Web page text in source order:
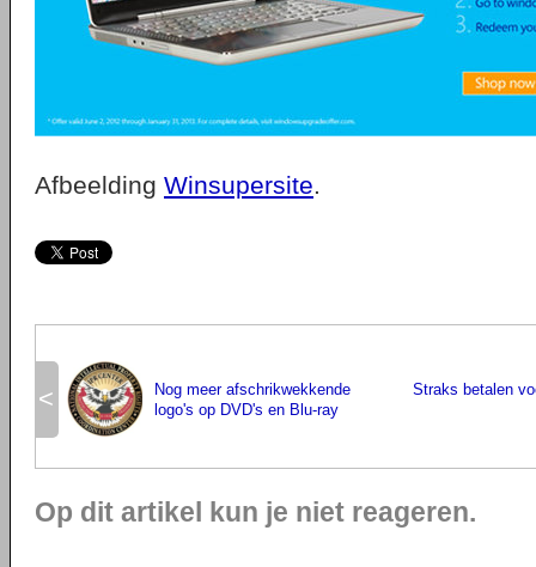
Afbeelding Winsupersite.
<
Nog meer afschrikwekkende
logo's op DVD's en Blu-ray
Straks betalen
Op dit artikel kun je niet reageren.